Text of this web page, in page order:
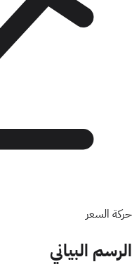
حركة السعر
الرسم البياني